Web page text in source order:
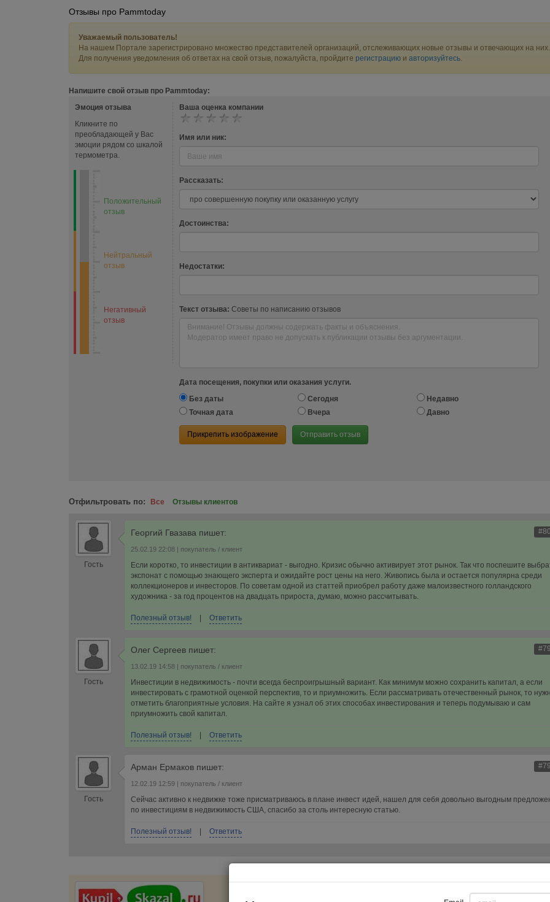
Отзывы про Pammtoday
Уважаемый пользователь!
На нашем Портале зарегистрировано множество представителей организаций, отслеживающих новые отзывы и отвечающих на них.
Для получения уведомления об ответах на свой отзыв, пожалуйста, пройдите регистрацию и авторизуйтесь.
Напишите свой отзыв про Pammtoday:
Эмоция отзыва
Кликните по
преобладающей у Вас
эмоции рядом со шкалой
термометра.
Положительный
отзыв
Нейтральный
отзыв
Негативный
отзыв
Ваша оценка компании
Имя или ник:
Рассказать:
Достоинства:
Недостатки:
Текст отзыва: Советы по написанию отзывов
Дата посещения, покупки или оказания услуги.
Без даты
Сегодня
Недавно
Точная дата
Вчера Давно
Прикрепить изображение Отправить отзыв
Отфильтровать по: Все Отзывы клиентов
Гость
Георгий Гвазава пишет:
25.02.19 22:08 | покупатель / клиент
Если коротко, то инвестиции в антиквариат - выгодно. Кризис обычно активирует этот рынок. Так что поспешите
экспонат с помощью знающего эксперта и ожидайте рост цены на него. Живопись была и остается популярна среди
коллекционеров и инвесторов. По советам одной из статтей приобрел работу даже малоизвестного голландского
художника - за год процентов на двадцать прироста, думаю, можно рассчитывать.
Полезный отзыв! Ответить
Гость
Олег Сергеев пишет:
13.02.19 14:58 | покупатель / клиент
Инвестиции в недвижимость - почти всегда беспроигрышный вариант. Как минимум можно сохранить капитал, а если
инвестировать с грамотной оценкой перспектив, то и приумножить. Если рассматривать отечественный рынок, то
отметить благоприятные условия. На сайте я узнал об этих способах инвестирования и теперь подумываю и сам
приумножить свой капитал.
Полезный отзыв! Ответить
Гость
Арман Ермаков пишет:
12.02.19 12:59 | покупатель / клиент
Сейчас активно к недвижке тоже присматриваюсь в плане инвест идей, нашел для себя довольно выгодным
по инвестициям в недвижимость США, спасибо за столь интересную статью.
Полезный отзыв! Ответить